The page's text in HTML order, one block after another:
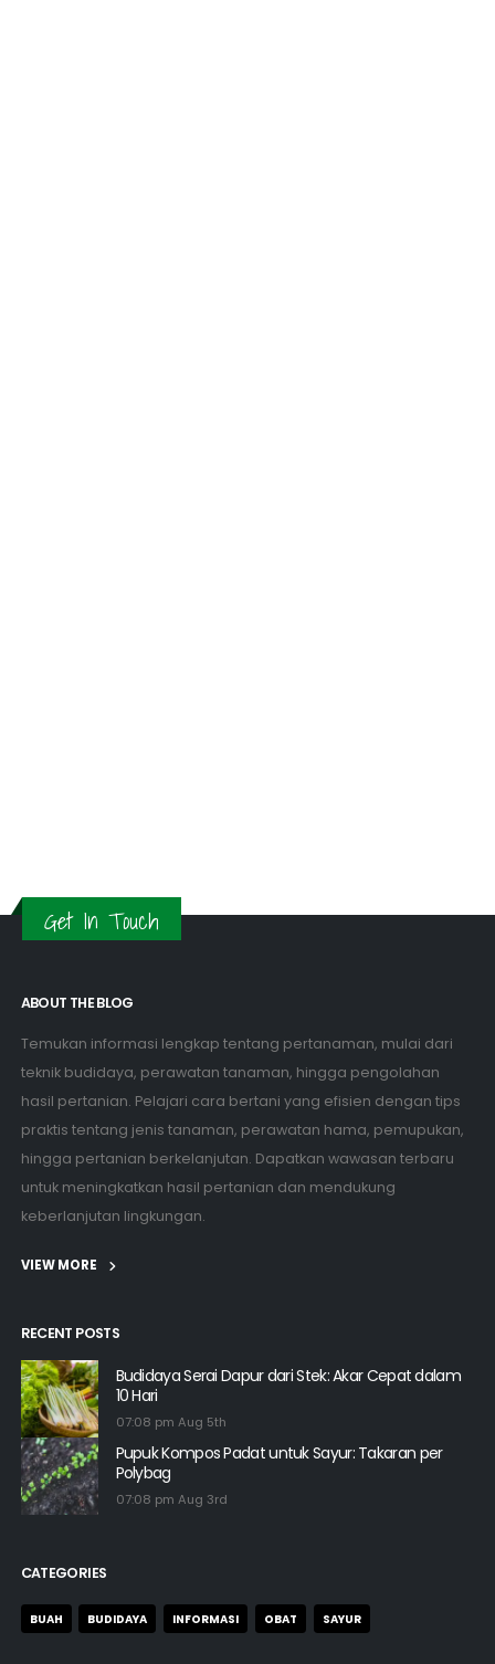
Get In Touch
ABOUT THE BLOG
Temukan informasi lengkap tentang pertanaman, mulai dari
teknik budidaya, perawatan tanaman, hingga pengolahan
hasil pertanian. Pelajari cara bertani yang efisien dengan tips
praktis tentang jenis tanaman, perawatan hama, pemupukan,
hingga pertanian berkelanjutan. Dapatkan wawasan terbaru
untuk meningkatkan hasil pertanian dan mendukung
keberlanjutan lingkungan.
VIEW MORE
RECENT POSTS
Budidaya Serai Dapur dari Stek: Akar Cepat dalam
10 Hari
07:08 pm Aug 5th
Pupuk Kompos Padat untuk Sayur: Takaran per
Polybag
07:08 pm Aug 3rd
CATEGORIES
BUAH BUDIDAYA INFORMASI OBAT SAYUR